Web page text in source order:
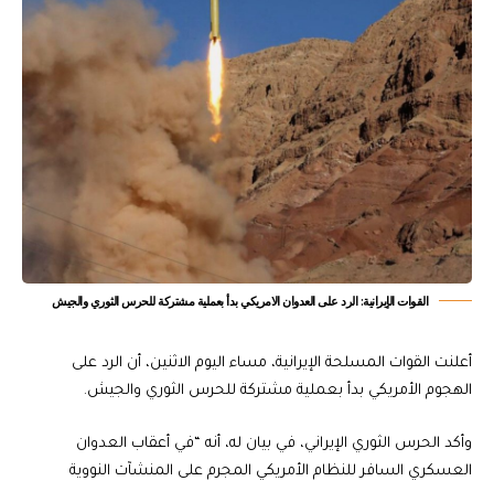
القوات الإيرانية: الرد على العدوان الامريكي بدأ بعملية مشتركة للحرس الثوري والجيش
أعلنت القوات المسلحة الإيرانية، مساء اليوم الاثنين، أن الرد على
الهجوم الأمريكي بدأ بعملية مشتركة للحرس الثوري والجيش.
وأكد الحرس الثوري الإيراني، في بيان له، أنه “في أعقاب العدوان
العسكري السافر للنظام الأمريكي المجرم على المنشآت النووية